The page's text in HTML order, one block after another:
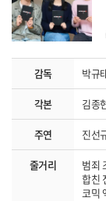
감독 박규
각본 김종
주연 진선
줄거리
범죄
합친
코믹